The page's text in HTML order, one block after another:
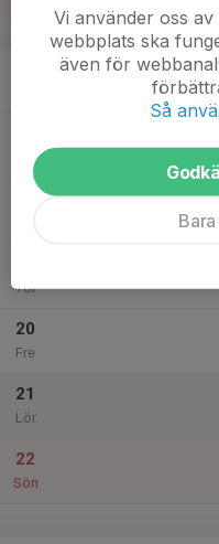
19:00
Träning
PreZero Arena A-
Tis
Tor
20
Fre
21
Lör
22
Sön
Vi använder oss
webbplats ska
även för
Så